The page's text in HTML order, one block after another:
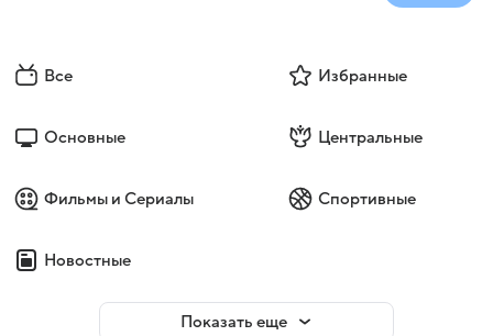
Все Избранные
Основные Центральные
Фильмы и Сериалы Спортивные
Новостные
Показать еще